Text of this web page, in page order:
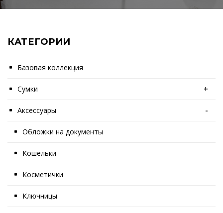
КАТЕГОРИИ
Базовая коллекция
Сумки +
Аксессуары -
Обложки на документы
Кошельки
Косметички
Ключницы